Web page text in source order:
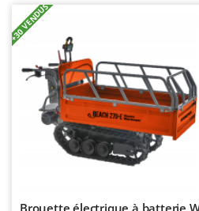
+30 VENDUS